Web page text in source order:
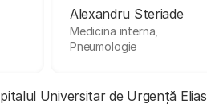
Alexandru Steriade
Medicina interna,
Pneumologie
Universitar de Urgență Elias